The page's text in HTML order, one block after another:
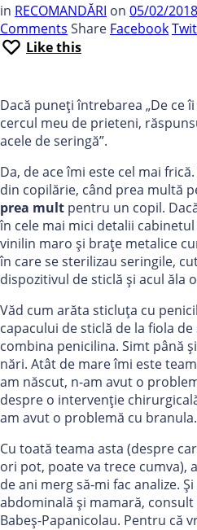
in RECOMANDĂRI on 05/02/2018
Comments Share Facebook
Like this
Dacă puneți întrebarea „De ce
cercul meu de prieteni,
acele de seringă”.
Da, de ace îmi este cel mai
din copilărie, când prea multă
prea mult pentru un copil.
în cele mai mici detalii
vinilin maro și brațe metalice
în care se sterilizau seringile,
dispozitivul de sticlă și acul ăla
Văd cum arăta sticluța cu
capacului de sticlă de la fiola
combina penicilina. Simt până
nări. Atât de mare îmi este
am născut, n-am avut o
despre o intervenție
am avut o problemă cu
Cu toată teama asta (despre
ori pot, poate va trece cumva),
de ani merg să-mi fac analize.
abdominală și mamară, consult
Babeș-Papanicolau. Pentru că